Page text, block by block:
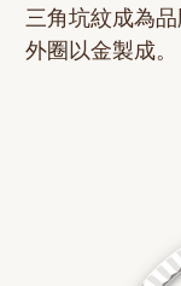
三角坑紋成為
外圈以金製成。